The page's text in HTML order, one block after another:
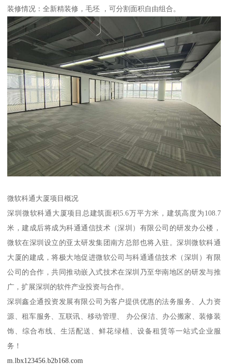
装修情况：全新精装修，毛坯 ，可分割面积自由组合。
微软科通大厦项目概况
深圳微软科通大厦项目总建筑面积5.6万平方米，建筑高度为108.7
米，建成后将成为科通通信技术（深圳）有限公司的研发办公楼，
微软在深圳设立的亚太研发集团南方总部也将入驻。深圳微软科通
大厦的建成，将极大地促进微软公司与科通通信技术（深圳）有限
公司的合作，共同推动嵌入式技术在深圳乃至华南地区的研发与推
广，扩展深圳的软件产业投资与合作。
深圳鑫企通投资发展有限公司为客户提供优惠的法务服务、人力资
源、租车服务、互联讯、移动管理、 办公保洁、办公搬家、装修装
饰、综合布线、生活配送、鲜花绿植、设备租赁等一站式企业服
务！
m.lbx123456.b2b168.com